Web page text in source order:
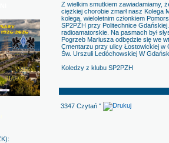
Z wielkim smutkiem zawiadamiamy,
ciężkiej chorobie zmarł nasz Kolega
kolegą, wieloletnim członkiem
SP2PZH przy Politechnice
radioamatorskie. Na pasmach był
Pogrzeb Mariusza odbędzie się we
Cmentarzu przy ulicy Łostowickiej w
Św. Urszuli Ledóchowskiej W
Koledzy z klubu SP2PZH
3347 Czytań ˇ